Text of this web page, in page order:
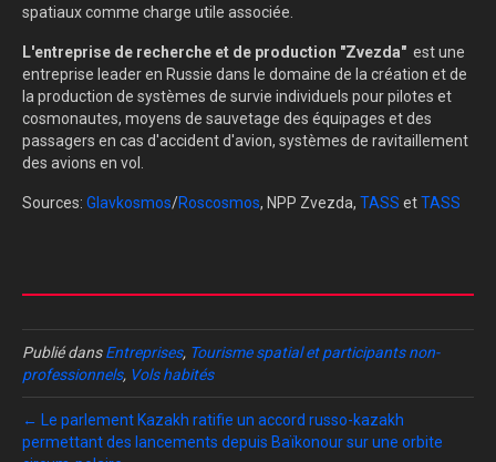
spatiaux comme charge utile associée.
L'entreprise de recherche et de production "Zvezda" est une
entreprise leader en Russie dans le domaine de la création et de
la production de systèmes de survie individuels pour pilotes et
cosmonautes, moyens de sauvetage des équipages et des
passagers en cas d'accident d'avion, systèmes de ravitaillement
des avions en vol.
Sources: Glavkosmos/Roscosmos, NPP Zvezda, TASS etTASS
Publié dansEntreprises, Tourisme spatial et participants non-
professionnels, Vols habités
← Le parlement Kazakh ratifie un accord russo-kazakh
permettant des lancements depuis Baïkonour sur une orbite